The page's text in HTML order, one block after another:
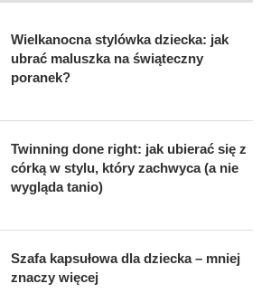
Wielkanocna stylówka dziecka: jak
ubrać maluszka na świąteczny
poranek?
Twinning done right: jak ubierać się z
córką w stylu, który zachwyca (a nie
wygląda tanio)
Szafa kapsułowa dla dziecka – mniej
znaczy więcej